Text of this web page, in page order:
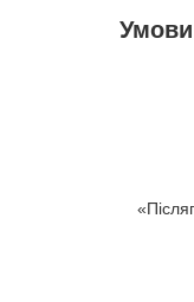
Умови